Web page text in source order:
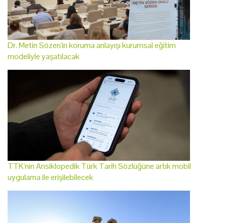
Dr. Metin Sözen'in koruma anlayışı kurumsal eğitim
modeliyle yaşatılacak
TTK'nın Ansiklopedik Türk Tarih Sözlüğüne artık mobil
uygulama ile erişilebilecek